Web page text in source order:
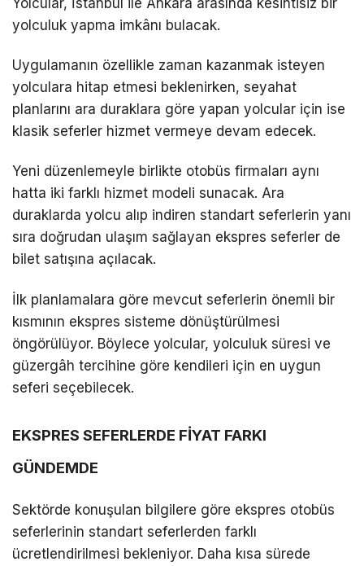
Yolcular, İstanbul ile Ankara arasında kesintisiz bir
yolculuk yapma imkânı bulacak.
Uygulamanın özellikle zaman kazanmak isteyen
yolculara hitap etmesi beklenirken, seyahat
planlarını ara duraklara göre yapan yolcular için ise
klasik seferler hizmet vermeye devam edecek.
Yeni düzenlemeyle birlikte otobüs firmaları aynı
hatta iki farklı hizmet modeli sunacak. Ara
duraklarda yolcu alıp indiren standart seferlerin yanı
sıra doğrudan ulaşım sağlayan ekspres seferler de
bilet satışına açılacak.
İlk planlamalara göre mevcut seferlerin önemli bir
kısmının ekspres sisteme dönüştürülmesi
öngörülüyor. Böylece yolcular, yolculuk süresi ve
güzergâh tercihine göre kendileri için en uygun
seferi seçebilecek.
EKSPRES SEFERLERDE FİYAT FARKI
GÜNDEMDE
Sektörde konuşulan bilgilere göre ekspres otobüs
seferlerinin standart seferlerden farklı
ücretlendirilmesi bekleniyor. Daha kısa sürede